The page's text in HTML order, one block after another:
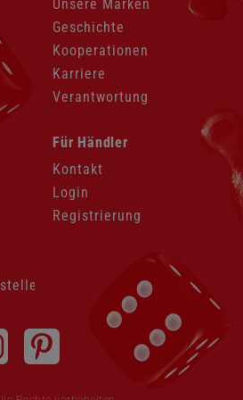
Unsere Marken
Geschichte
Kooperationen
Karriere
Verantwortung
Navigation
überspringen
Für Händler
Kontakt
Login
Registrierung